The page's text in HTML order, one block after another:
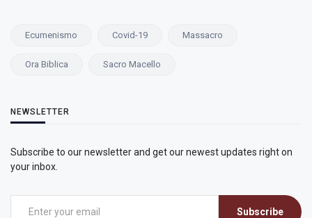
Ecumenismo Covid-19 Massacro
Ora Biblica Sacro Macello
NEWSLETTER
Subscribe to our newsletter and get our newest updates right on
your inbox.
Subscribe